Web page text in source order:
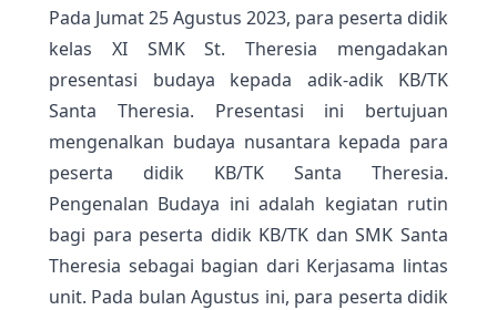
Pada Jumat 25 Agustus 2023, para peserta didik
kelas XI SMK St. Theresia mengadakan
presentasi budaya kepada adik-adik KB/TK
Santa Theresia. Presentasi ini bertujuan
mengenalkan budaya nusantara kepada para
peserta didik KB/TK Santa Theresia.
Pengenalan Budaya ini adalah kegiatan rutin
bagi para peserta didik KB/TK dan SMK Santa
Theresia sebagai bagian dari Kerjasama lintas
unit. Pada bulan Agustus ini, para peserta didik